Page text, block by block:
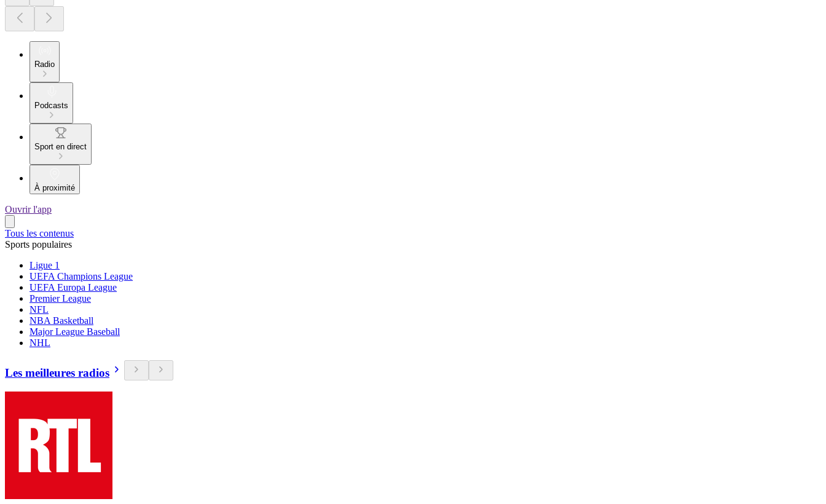
Radio
Podcasts
Sport en direct
À proximité
Ouvrir l'app
Tous les contenus
Sports populaires
Ligue 1
UEFA Champions League
UEFA Europa League
Premier League
NFL
NBA Basketball
Major League Baseball
NHL
Les meilleures radios